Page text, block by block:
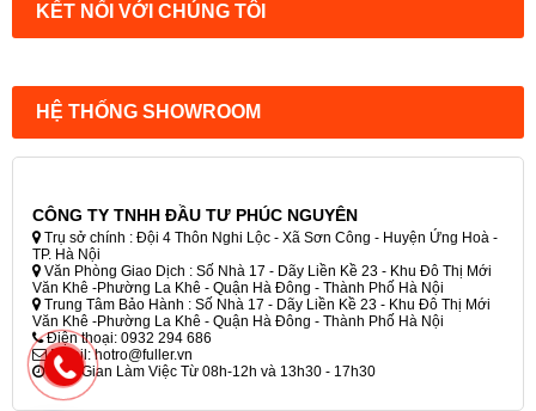
KẾT NỐI VỚI CHÚNG TÔI
HỆ THỐNG SHOWROOM
CÔNG TY TNHH ĐẦU TƯ PHÚC NGUYÊN
Trụ sở chính : Đội 4 Thôn Nghi Lộc - Xã Sơn Công - Huyện Ứng Hoà -
TP. Hà Nội
Văn Phòng Giao Dịch : Số Nhà 17 - Dãy Liền Kề 23 - Khu Đô Thị Mới
Văn Khê -Phường La Khê - Quận Hà Đông - Thành Phố Hà Nội
Trung Tâm Bảo Hành : Số Nhà 17 - Dãy Liền Kề 23 - Khu Đô Thị Mới
Văn Khê -Phường La Khê - Quận Hà Đông - Thành Phố Hà Nội
Điện thoại: 0932 294 686
Email: hotro@fuller.vn
Thời Gian Làm Việc Từ 08h-12h và 13h30 - 17h30